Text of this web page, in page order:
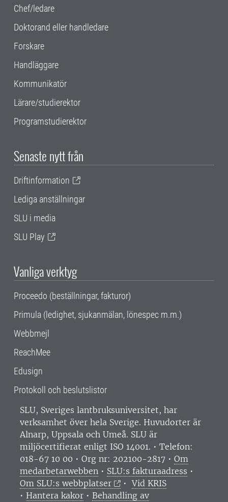
Chef/ledare
Doktorand eller handledare
Forskare
Handläggare
Kommunikatör
Lärare/studierektor
Programstudierektor
Senaste nytt från
Driftinformation
Lediga anställningar
SLU i media
SLU Play
Vanliga verktyg
Proceedo (beställningar, fakturor)
Primula (ledighet, sjukanmälan, lönespec m.m.)
Webbmejl
ReachMee
Edusign
Protokoll och beslutslistor
SLU, Sveriges lantbruksuniversitet, har
verksamhet över hela Sverige. Huvudorter är
Alnarp, Uppsala och Umeå. SLU är
miljöcertifierat enligt ISO 14001. • Telefon:
018-67 10 00 • Org nr: 202100-2817 • Om
medarbetarwebben • SLU:s fakturaadress •
Om SLU:s webbplatser
•Vid KRIS
• Hantera kakor • Behandling av